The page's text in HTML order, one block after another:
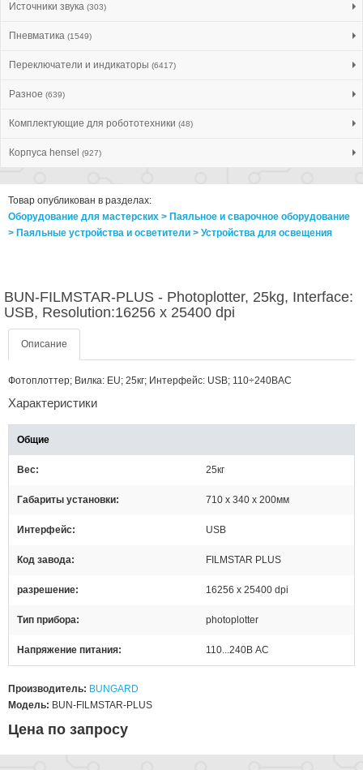
Источники звука (303)
Пневматика (1549)
Переключатели и индикаторы (6417)
Разное (639)
Комплектующие для робототехники (48)
Корпуса hensel (927)
Товар опубликован в разделах:
Оборудование для мастерских > Паяльное и сварочное оборудование
> Паяльные устройства и осветители > Устройства для освещения
BUN-FILMSTAR-PLUS - Photoplotter, 25kg, Interface:
USB, Resolution:16256 x 25400 dpi
Описание
Фотоплоттер; Вилка: EU; 25кг; Интерфейс: USB; 110÷240ВAC
Характеристики
Общие
Вес 25кг
Габариты установки 710 x 340 x 200мм
Интерфейс USB
Код завода FILMSTAR PLUS
разрешение 16256 x 25400 dpi
Тип прибора photoplotter
Напряжение питания 110...240В AC
Производитель: BUNGARD
Модель: BUN-FILMSTAR-PLUS
Цена по запросу